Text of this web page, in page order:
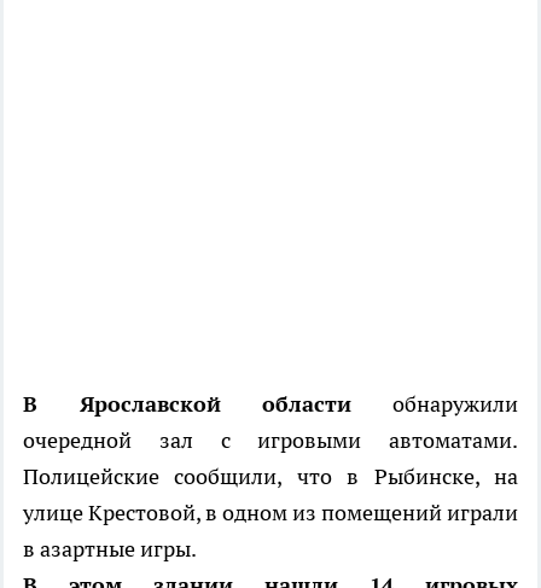
В Ярославской области обнаружили
очередной зал с игровыми автоматами.
Полицейские сообщили, что в Рыбинске, на
улице Крестовой, в одном из помещений играли
в азартные игры.